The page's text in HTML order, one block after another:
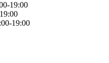
19:00
19:00